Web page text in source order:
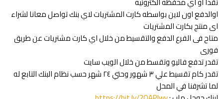
اوالدفع اون لاين بواسطه كارت المشتريات لاي بنك تواصل معانا لشراء
اى منتج بكارت المشتريات
متاح فى الفرع الدفع والتقسيط من خلال اي كارت مشتريات عن طريق
فورى
تقدر تدفع فاليو وتقسط من خلال الويب سايت
تقدر كام تقسيط علي ٣ شهور وحتي ٢٤ شهر حسب نظام البنك التابع له
لما تشرفنا في المحل